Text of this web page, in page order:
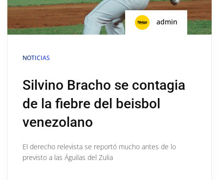
admin
NOTICIAS
Silvino Bracho se contagia
de la fiebre del beisbol
venezolano
El derecho relevista se reportó mucho antes de lo
previsto a las Águilas del Zulia